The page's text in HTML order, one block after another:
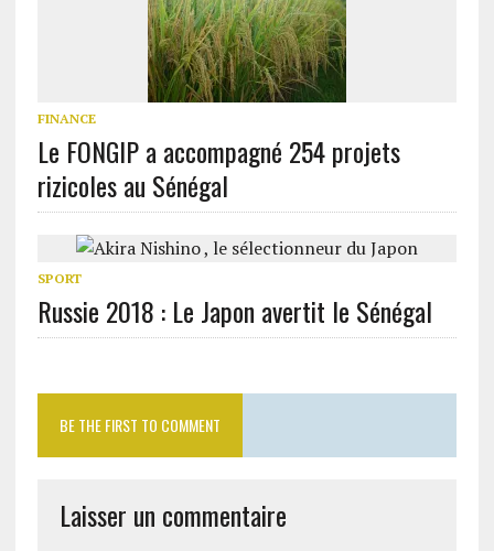
FINANCE
Le FONGIP a accompagné 254 projets
rizicoles au Sénégal
SPORT
Russie 2018 : Le Japon avertit le Sénégal
BE THE FIRST TO COMMENT
Laisser un commentaire